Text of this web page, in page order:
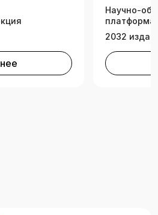
Научно-
платформа
2032